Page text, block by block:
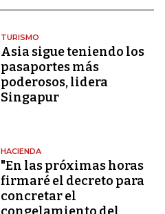
TURISMO
Asia sigue teniendo los
pasaportes más
poderosos, lidera
Singapur
HACIENDA
"En las próximas horas
firmaré el decreto para
concretar el